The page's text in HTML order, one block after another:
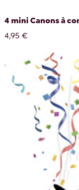
4 mini Canons à
4,95 €